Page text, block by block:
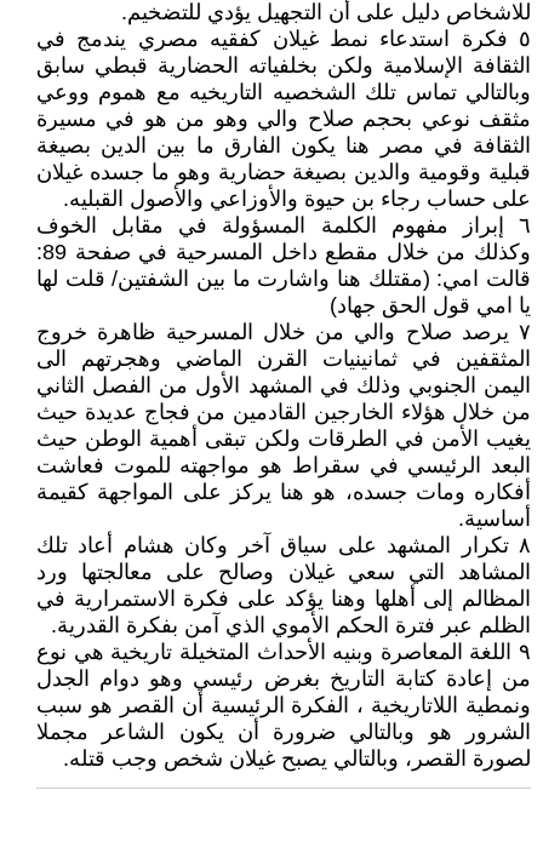
للاشخاص دليل على أن التجهيل يؤدي للتضخيم.
٥ فكرة استدعاء نمط غيلان كفقيه مصري يندمج في
الثقافة الإسلامية ولكن بخلفياته الحضارية قبطي سابق
وبالتالي تماس تلك الشخصيه التاريخيه مع هموم ووعي
مثقف نوعي بحجم صلاح والي وهو من هو في مسيرة
الثقافة في مصر هنا يكون الفارق ما بين الدين بصيغة
قبلية وقومية والدين بصيغة حضارية وهو ما جسده غيلان
على حساب رجاء بن حيوة والأوزاعي والأصول القبليه.
٦ إبراز مفهوم الكلمة المسؤولة في مقابل الخوف
وكذلك من خلال مقطع داخل المسرحية في صفحة 89:
قالت امي: (مقتلك هنا واشارت ما بين الشفتين/ قلت لها
يا امي قول الحق جهاد)
٧ يرصد صلاح والي من خلال المسرحية ظاهرة خروج
المثقفين في ثمانينيات القرن الماضي وهجرتهم الى
اليمن الجنوبي وذلك في المشهد الأول من الفصل الثاني
من خلال هؤلاء الخارجين القادمين من فجاج عديدة حيث
يغيب الأمن في الطرقات ولكن تبقى أهمية الوطن حيث
البعد الرئيسي في سقراط هو مواجهته للموت فعاشت
أفكاره ومات جسده، هو هنا يركز على المواجهة كقيمة
أساسية.
٨ تكرار المشهد على سياق آخر وكان هشام أعاد تلك
المشاهد التي سعي غيلان وصالح على معالجتها ورد
المظالم إلى أهلها وهنا يؤكد على فكرة الاستمرارية في
الظلم عبر فترة الحكم الأموي الذي آمن بفكرة القدرية.
٩ اللغة المعاصرة وبنيه الأحداث المتخيلة تاريخية هي نوع
من إعادة كتابة التاريخ بغرض رئيسي وهو دوام الجدل
ونمطية اللاتاريخية ، الفكرة الرئيسية أن القصر هو سبب
الشرور هو وبالتالي ضرورة أن يكون الشاعر مجملا
لصورة القصر، وبالتالي يصبح غيلان شخص وجب قتله.